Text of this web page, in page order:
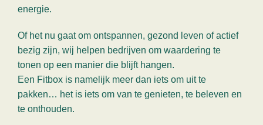
energie.
Of het nu gaat om ontspannen, gezond leven of actief
bezig zijn, wij helpen bedrijven om waardering te
tonen op een manier die blijft hangen.
Een Fitbox is namelijk meer dan iets om uit te
pakken… het is iets om van te genieten, te beleven en
te onthouden.